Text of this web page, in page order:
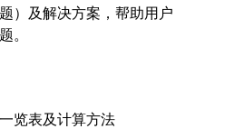
）及解决方案，帮助用户
。
览表及计算方法